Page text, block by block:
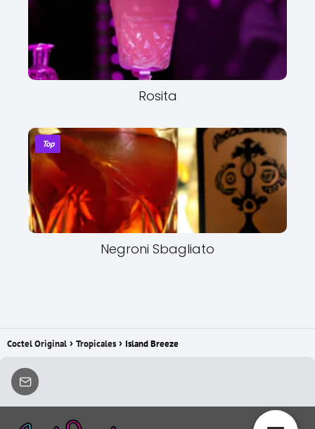
Rosita
Top
Negroni Sbagliato
Coctel Original Tropicales Island Breeze